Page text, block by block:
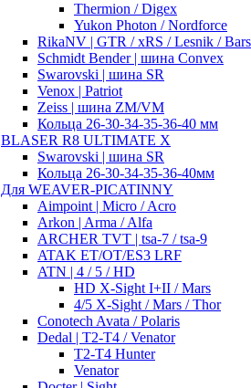
Thermion / Digex
Yukon Photon / Nordforce
RikaNV | GTR / xRS / Lesnik /
Schmidt Bender | шина Convex
Swarovski | шина SR
Venox | Patriot
Zeiss | шина ZM/VM
Кольца 26-30-34-35-36-40 мм
BLASER R8 ULTIMATE X
Swarovski | шина SR
Кольца 26-30-34-35-36-40мм
Для WEAVER-PICATINNY
Aimpoint | Micro / Acro
Arkon | Arma / Alfa
ARCHER TVT | tsa-7 / tsa-9
ATAK ET/OT/ES3 LRF
ATN | 4 / 5 / HD
HD X-Sight I+II / Mars
4/5 X-Sight / Mars / Thor
Conotech Avata / Polaris
Dedal | T2-T4 / Venator
T2-T4 Hunter
Venator